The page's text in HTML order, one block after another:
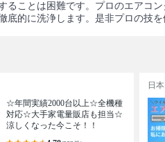
ることは困難です。プロのエアコ
底的に洗浄します。是非プロの技を
☆年間実績2000台以上☆全機種
対応☆大手家電量販店も担当☆
涼しくなった今こそ！！
日